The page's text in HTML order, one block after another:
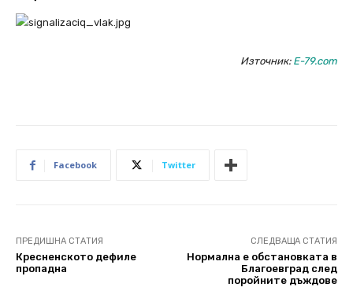
Източник: E-79.com
Facebook Twitter
ПРЕДИШНА СТАТИЯ
Кресненското дефиле
пропадна
СЛЕДВАЩА СТАТИЯ
Нормална е обстановката в
Благоевград след
поройните дъждове